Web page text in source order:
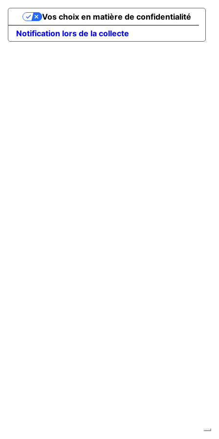
Notification lors de la collecte
Vos choix en matière de confidentialité